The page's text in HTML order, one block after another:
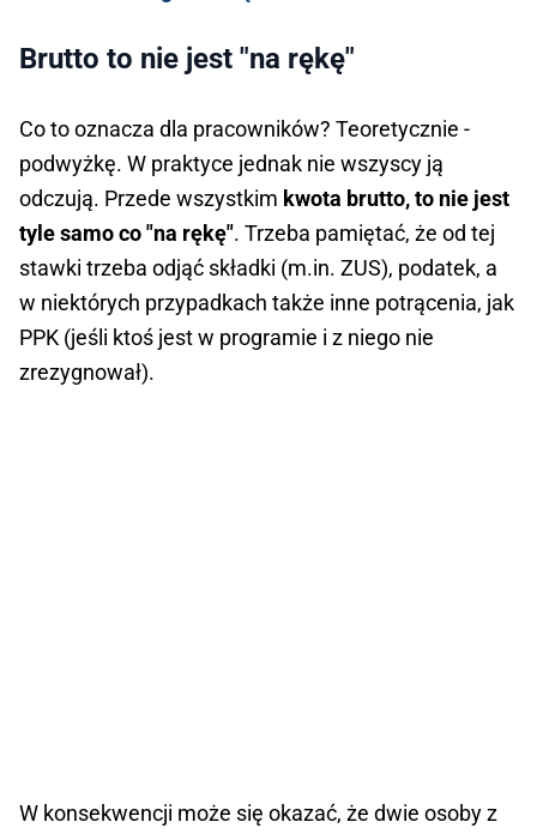
Brutto to nie jest "na rękę"
Co to oznacza dla pracowników? Teoretycznie -
podwyżkę. W praktyce jednak nie wszyscy ją
odczują. Przede wszystkim kwota brutto, to nie jest
tyle samo co "na rękę". Trzeba pamiętać, że od tej
stawki trzeba odjąć składki (m.in. ZUS), podatek, a
w niektórych przypadkach także inne potrącenia, jak
PPK (jeśli ktoś jest w programie i z niego nie
zrezygnował).
W konsekwencji może się okazać, że dwie osoby z